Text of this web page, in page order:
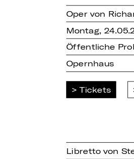
Oper von
Montag,
Öffentliche
Opernhaus
Tickets
Libretto von